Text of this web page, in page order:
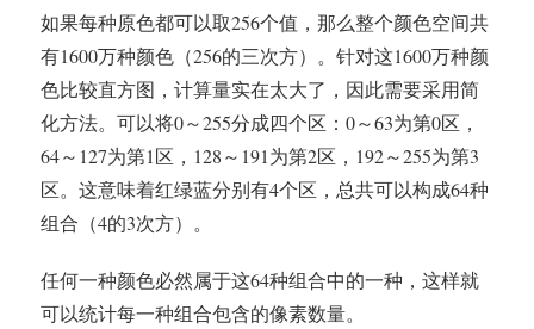
如果每种原色都可以取256个值，那么整个颜色空间共
有1600万种颜色（256的三次方）。针对这1600万种颜
色比较直方图，计算量实在太大了，因此需要采用简
化方法。可以将0～255分成四个区：0～63为第0区，
64～127为第1区，128～191为第2区，192～255为第3
区。这意味着红绿蓝分别有4个区，总共可以构成64种
组合（4的3次方）。
任何一种颜色必然属于这64种组合中的一种，这样就
可以统计每一种组合包含的像素数量。